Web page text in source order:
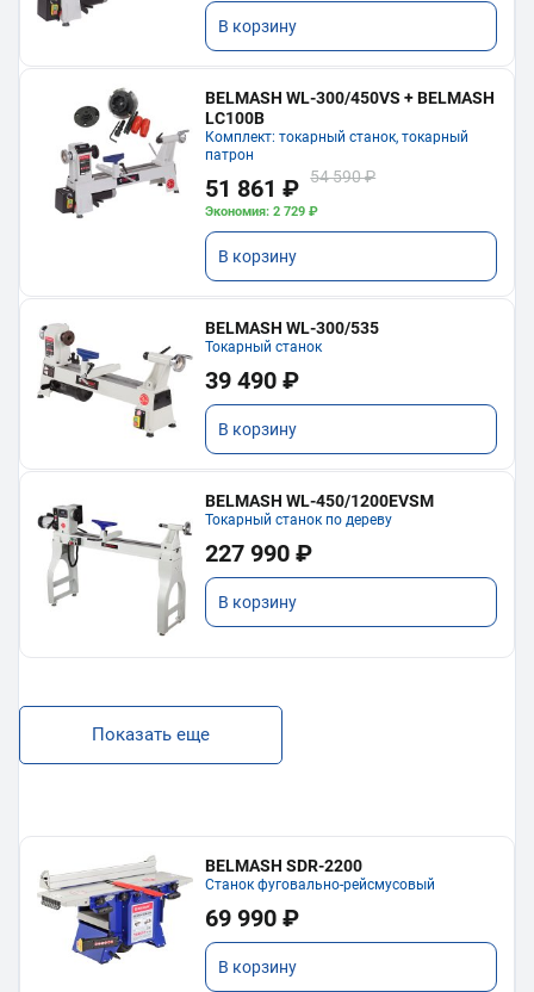
В корзину
BELMASH WL-300/450VS + BELMASH
LC100B
Комплект: токарный станок, токарный
патрон
51 861 ₽ 54 590 ₽
Экономия: 2 729 ₽
В корзину
BELMASH WL-300/535
Токарный станок
39 490 ₽
В корзину
BELMASH WL-450/1200EVSM
Токарный станок по дереву
227 990 ₽
В корзину
Показать еще
BELMASH SDR-2200
Станок фуговально-рейсмусовый
69 990 ₽
В корзину